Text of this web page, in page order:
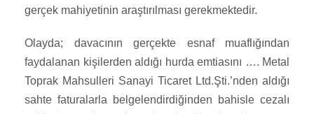
gerçek mahiyetinin araştırılması gerekmektedir.
Olayda; davacının gerçekte esnaf muaflığından
faydalanan kişilerden aldığı hurda emtiasını …. Metal
Toprak Mahsulleri Sanayi Ticaret Ltd.Şti.’nden aldığı
sahte faturalarla belgelendirdiğinden bahisle cezalı